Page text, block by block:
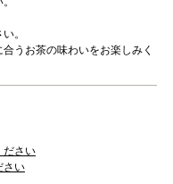
。
うお茶の味わいをお楽しみく
ださい
さい